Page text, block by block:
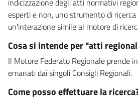
indicizzazione degli atti normativi
esperti e non, uno strumento di
un'interazione simile al motore di
Cosa si intende per "atti
Il Motore Federato Regionale prende
emanati dai singoli Consigli Regionali.
Come posso effettuare la